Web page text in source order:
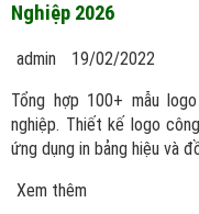
Nghiệp 2026
admin
19/02/2022
Tổng hợp 100+ mẫu
nghiệp. Thiết kế logo
ứng dụng in bảng hiệu và
Xem thêm